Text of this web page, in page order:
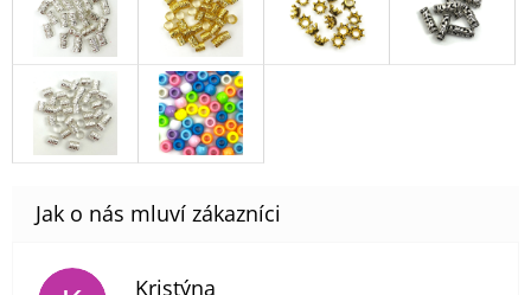
Kristýna